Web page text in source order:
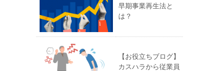
早期事業再生法と
は？
【お役立ちブログ】
カスハラから従業員